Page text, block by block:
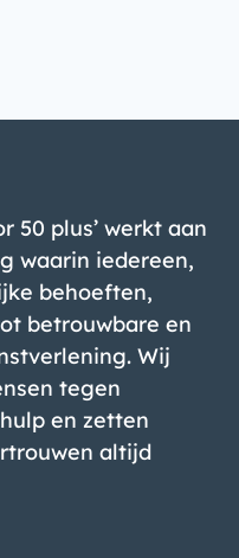
50 plus’ werkt aan
waarin iedereen,
behoeften,
betrouwbare en
Wij
tegen
en zetten
altijd